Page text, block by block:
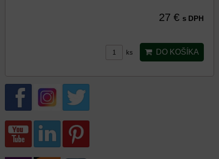
27 € s DPH
ks DO KOŠÍKA